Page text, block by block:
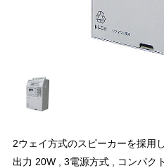
2ウェイ方式のスピーカーを採用
出力 20W , 3電源方式 , コンパク